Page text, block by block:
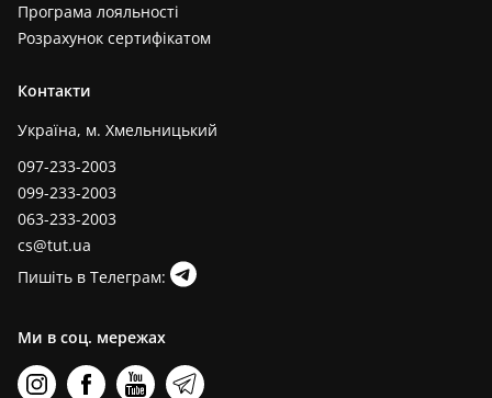
Програма лояльності
Розрахунок сертифікатом
Контакти
Україна, м. Хмельницький
097-233-2003
099-233-2003
063-233-2003
cs@tut.ua
Пишіть в Телеграм:
Ми в соц. мережах